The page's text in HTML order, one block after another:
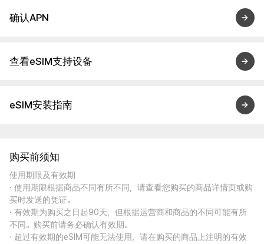
确认APN
查看eSIM支持设备
eSIM安装指南
购买前须知
使用期限及有效期
· 使用期限根据商品不同有所不同，请查看您购买的商品详情页或购
买时发送的凭证。
· 有效期为购买之日起90天，但根据运营商和商品的不同可能有所
不同。购买前请务必确认有效期。
· 超过有效期的eSIM可能无法使用，请在购买的商品上注明的有效